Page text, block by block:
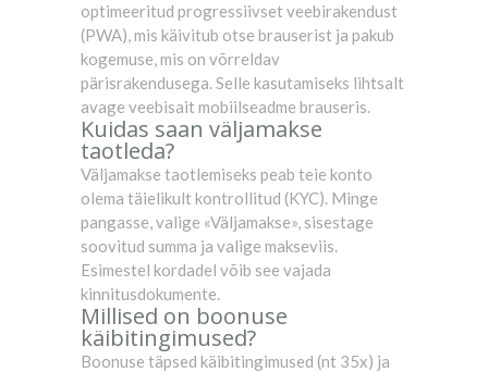
optimeeritud progressiivset veebirakendust
(PWA), mis käivitub otse brauserist ja pakub
kogemuse, mis on võrreldav
pärisrakendusega. Selle kasutamiseks lihtsalt
avage veebisait mobiilseadme brauseris.
Kuidas saan väljamakse
taotleda?
Väljamakse taotlemiseks peab teie konto
olema täielikult kontrollitud (KYC). Minge
pangasse, valige «Väljamakse», sisestage
soovitud summa ja valige makseviis.
Esimestel kordadel võib see vajada
kinnitusdokumente.
Millised on boonuse
käibitingimused?
Boonuse täpsed käibitingimused (nt 35x) ja